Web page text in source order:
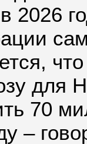
2026
70
–